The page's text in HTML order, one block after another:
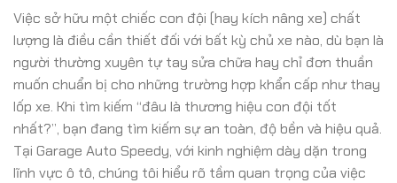
Việc sở hữu một chiếc con đội (hay kích nâng xe) chất
lượng là điều cần thiết đối với bất kỳ chủ xe nào, dù bạn là
người thường xuyên tự tay sửa chữa hay chỉ đơn thuần
muốn chuẩn bị cho những trường hợp khẩn cấp như thay
lốp xe. Khi tìm kiếm “đâu là thương hiệu con đội tốt
nhất?”, bạn đang tìm kiếm sự an toàn, độ bền và hiệu quả.
Tại Garage Auto Speedy, với kinh nghiệm dày dặn trong
lĩnh vực ô tô, chúng tôi hiểu rõ tầm quan trọng của việc